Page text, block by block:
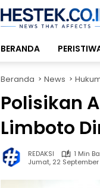
BERANDA
Beranda News
Polisikan
Limboto
REDAKSI
1 Min
Jumat, 22